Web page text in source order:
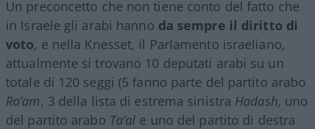
Un preconcetto che non tiene conto del fatto che
in Israele gli arabi hanno da sempre il diritto di
voto, e nella Knesset, il Parlamento israeliano,
attualmente si trovano 10 deputati arabi su un
totale di 120 seggi (5 fanno parte del partito arabo
Ra’am, 3 della lista di estrema sinistra Hadash, uno
del partito arabo Ta’al e uno del partito di destra